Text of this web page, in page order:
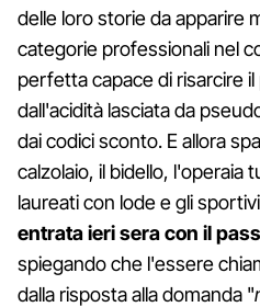
delle loro storie da apparire
categorie professionali nel
perfetta capace di risarcire
dall'acidità lasciata da
dai codici sconto. E allora
calzolaio, il bidello, l'operaia
laureati con lode e gli
entrata ieri sera con il
spiegando che l'essere
dalla risposta alla domanda "